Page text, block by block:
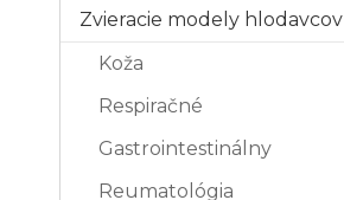
Zvieracie modely hlodavcov
Koža
Respiračné
Gastrointestinálny
Reumatológia